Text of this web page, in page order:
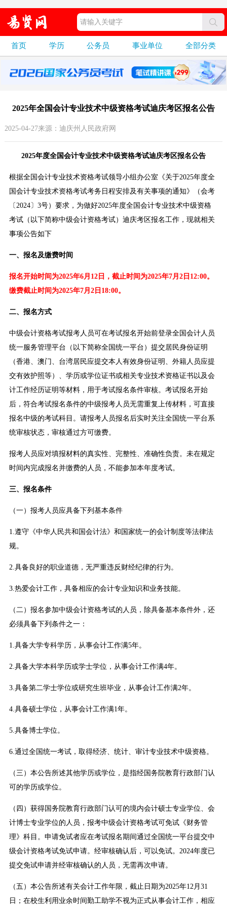
首页 学历 公务员 事业单位 全部分类
2025年全国会计专业技术中级资格考试迪庆考区报名公告
2025-04-27来源：迪庆州人民政府网
2025年度全国会计专业技术中级资格考试迪庆考区报名公告
根据全国会计专业技术资格考试领导小组办公室《关于2025年度全
国会计专业技术资格考试考务日程安排及有关事项的通知》（会考
〔2024〕3号）要求，为做好2025年度全国会计专业技术中级资格
考试（以下简称中级会计资格考试）迪庆考区报名工作，现就相关
事项公告如下
一、报名及缴费时间
报名开始时间为2025年6月12日，截止时间为2025年7月2日12:00。
缴费截止时间为2025年7月2日18:00。
二、报名方式
中级会计资格考试报考人员可在考试报名开始前登录全国会计人员
统一服务管理平台（以下简称全国统一平台）提交居民身份证明
（香港、澳门、台湾居民应提交本人有效身份证明、外籍人员应提
交有效护照等）、学历或学位证书或相关专业技术资格证书以及会
计工作经历证明等材料，用于考试报名条件审核。考试报名开始
后，符合考试报名条件的中级报考人员无需重复上传材料，可直接
报名中级的考试科目。请报考人员报名后实时关注全国统一平台系
统审核状态，审核通过方可缴费。
报考人员应对填报材料的真实性、完整性、准确性负责。未在规定
时间内完成报名并缴费的人员，不能参加本年度考试。
三、报名条件
（一）报考人员应具备下列基本条件
1.遵守《中华人民共和国会计法》和国家统一的会计制度等法律法
规。
2.具备良好的职业道德，无严重违反财经纪律的行为。
3.热爱会计工作，具备相应的会计专业知识和业务技能。
（二）报名参加中级会计资格考试的人员，除具备基本条件外，还
必须具备下列条件之一：
1.具备大学专科学历，从事会计工作满5年。
2.具备大学本科学历或学士学位，从事会计工作满4年。
3.具备第二学士学位或研究生班毕业，从事会计工作满2年。
4.具备硕士学位，从事会计工作满1年。
5.具备博士学位。
6.通过全国统一考试，取得经济、统计、审计专业技术中级资格。
（三）本公告所述其他学历或学位，是指经国务院教育行政部门认
可的学历或学位。
（四）获得国务院教育行政部门认可的境内会计硕士专业学位、会
计博士专业学位的人员，报考中级会计资格考试可免试《财务管
理》科目。申请免试者应在考试报名期间通过全国统一平台提交中
级会计资格考试免试申请。经审核确认后，可以免试。2024年度已
提交免试申请并经审核确认的人员，无需再次申请。
（五）本公告所述有关会计工作年限，截止日期为2025年12月31
日；在校生利用业余时间勤工助学不视为正式从事会计工作，相应